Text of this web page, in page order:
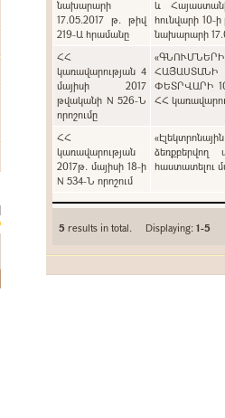
նախարարի
17.05.2017 թ. թիվ
219-Ա հրամանը
և
հունվարի 10-
նախարարի
ՀՀ
կառավարության 4
մայիսի 2017
թվականի N 526-Ն
որոշումը
ՓԵՏՐՎԱՐԻ
ՀՀ
ՀՀ
կառավարության
2017թ. մայիսի 18-ի
N 534-Ն որոշում
ձեռքբերվող
հաստատելու
5 results in total. Displaying:1-5